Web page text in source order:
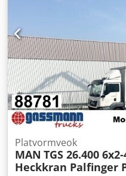
kõrgus:
elektrooniline
haakeseade,
kiirusehoidja,
roolivõimendi, spoiler,
Platvormveok
MAN TGS 26.400
Heckkran Palfinger